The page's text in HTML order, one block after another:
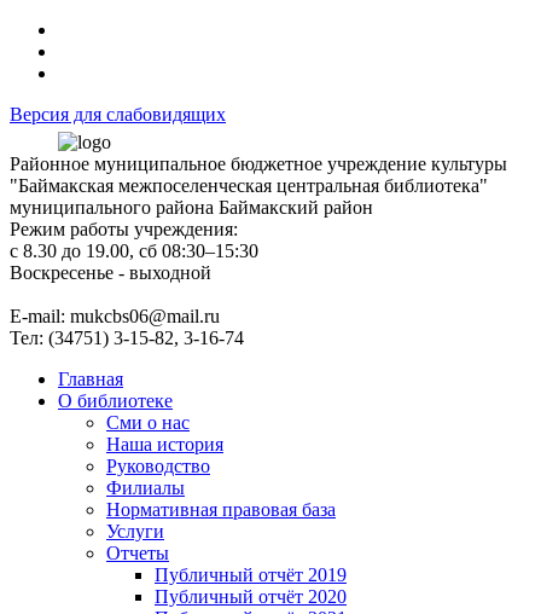
Версия для слабовидящих
Районное муниципальное бюджетное учреждение культуры
"Баймакская межпоселенческая центральная библиотека"
муниципального района Баймакский район
Режим работы учреждения:
с 8.30 до 19.00, сб 08:30–15:30
Воскресенье - выходной
Е-mail: mukcbs06@mail.ru
Тел: (34751) 3-15-82, 3-16-74
Главная
О библиотеке
Сми о нас
Наша история
Руководство
Филиалы
Нормативная правовая база
Услуги
Отчеты
Публичный отчёт 2019
Публичный отчёт 2020